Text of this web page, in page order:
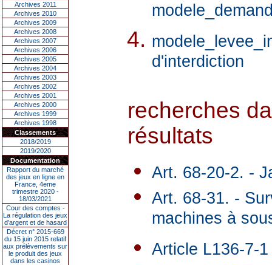
Archives 2011
Archives 2010
Archives 2009
Archives 2008
Archives 2007
Archives 2006
Archives 2005
Archives 2004
Archives 2003
Archives 2002
Archives 2001
Archives 2000
Archives 1999
Archives 1998
Classements
2018/2019
2019/2020
Documentation
Rapport du marché
des jeux en ligne en
France, 4eme
trimestre 2020 -
18/03/2021
Cour des comptes -
La régulation des jeux
d’argent et de hasard
Décret n° 2015-669
du 15 juin 2015 relatif
aux prélèvements sur
le produit des jeux
dans les casinos
d'interdiction
recherches
résultats
Art. 68-20-2. -
Art. 68-31. -
machines à
Article L136-7-1